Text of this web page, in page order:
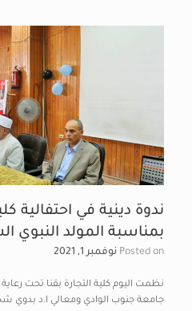
ندوة دينية في احتفالية
بمناسبة المولد النبوي
Posted on نوفمبر 1, 2021
نظمت اليوم كلية التجارة بقنا تحت
جامعة جنوب الوادي ومعالي ا.د بدوي